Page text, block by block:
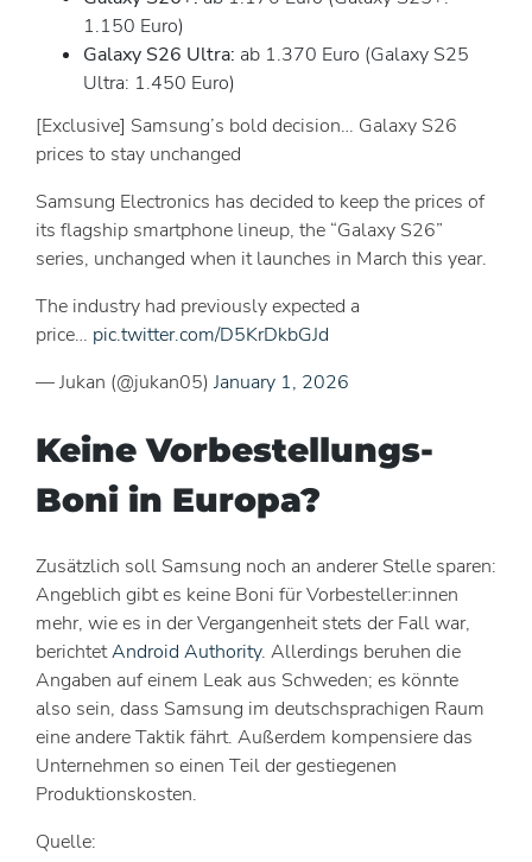
1.150 Euro)
Galaxy S26 Ultra: ab 1.370 Euro (Galaxy S25
Ultra: 1.450 Euro)
[Exclusive] Samsung’s bold decision… Galaxy S26
prices to stay unchanged
Samsung Electronics has decided to keep the prices of
its flagship smartphone lineup, the “Galaxy S26”
series, unchanged when it launches in March this year.
The industry had previously expected a
price… pic.twitter.com/D5KrDkbGJd
— Jukan (@jukan05)January 1, 2026
Keine Vorbestellungs-
Boni in Europa?
Zusätzlich soll Samsung noch an anderer Stelle sparen:
Angeblich gibt es keine Boni für Vorbesteller:innen
mehr, wie es in der Vergangenheit stets der Fall war,
berichtetAndroid Authority. Allerdings beruhen die
Angaben auf einem Leak aus Schweden; es könnte
also sein, dass Samsung im deutschsprachigen Raum
eine andere Taktik fährt. Außerdem kompensiere das
Unternehmen so einen Teil der gestiegenen
Produktionskosten.
Quelle: